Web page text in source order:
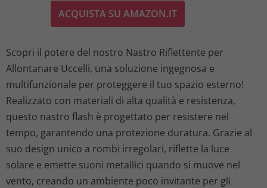
ACQUISTA SU AMAZON.IT
Scopri il potere del nostro Nastro Riflettente per
Allontanare Uccelli, una soluzione ingegnosa e
multifunzionale per proteggere il tuo spazio esterno!
Realizzato con materiali di alta qualità e resistenza,
questo nastro flash è progettato per resistere nel
tempo, garantendo una protezione duratura. Grazie al
suo design unico a rombi irregolari, riflette la luce
solare e emette suoni metallici quando si muove nel
vento, creando un ambiente poco invitante per gli